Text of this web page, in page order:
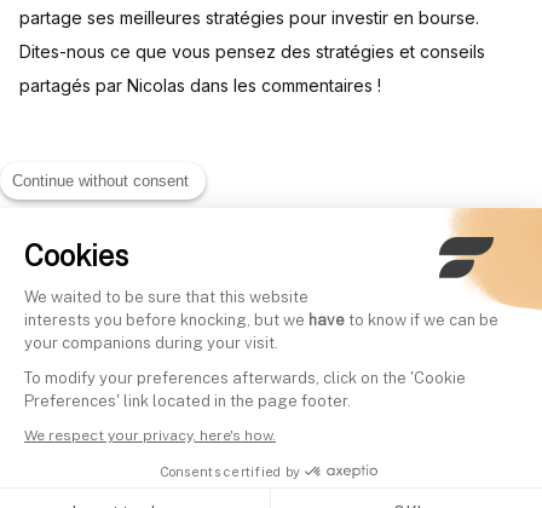
Continue without consent
Cookies
We waited to be sure that this website
interests you before knocking, but we have to know if we can be
your companions during your visit.
To modify your preferences afterwards, click on the 'Cookie
Preferences' link located in the page footer.
We respect your privacy, here's how.
Consents certified by
partage ses meilleures stratégies pour investir en bourse.
Dites-nous ce que vous pensez des stratégies et conseils
partagés par Nicolas dans les commentaires !
Other videos
Investir dans les Small Caps |
François Chaulet | Finary Talk
#21
retraite à 30 ans